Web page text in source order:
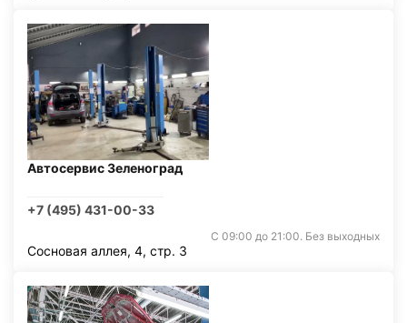
Автосервис Зеленоград
+7 (495) 431-00-33
С 09:00 до 21:00. Без выходных
Сосновая аллея, 4, стр. 3